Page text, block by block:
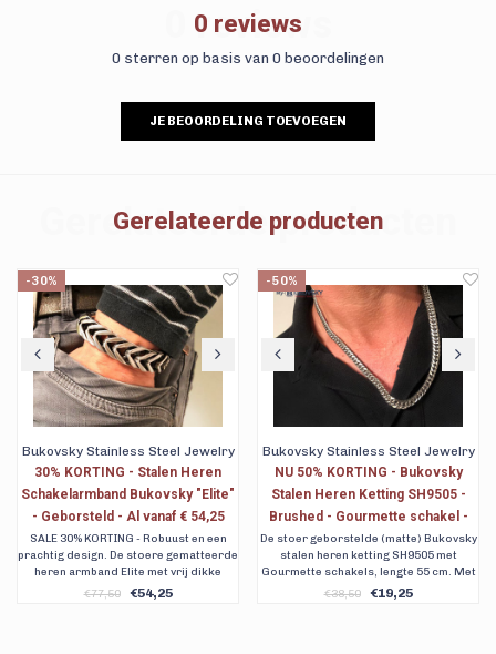
0 reviews
0 reviews
0 sterren op basis van 0 beoordelingen
JE BEOORDELING TOEVOEGEN
Gerelateerde producten
Gerelateerde producten
-50%
Bukovsky Stainless Steel Jewelry
NU 50% KORTING - Bukovsky
Stalen Heren Ketting SH9505 -
Brushed - Gourmette schakel -
Lengte 55 cm - Breedte: 0,8 cm -
Dikte: 0,3 cm
De stoer geborstelde (matte) Bukovsky
stalen heren ketting SH9505 met
Gourmette schakels, lengte 55 cm. Met
gratis bewaar/geschenkverpakking en
€38,50 €19,25
Bukovsky Stainless Steel Jewelry
Stalen Heren Armband Bukovsky
"Privilege Large" 6 rows -
Gepolijst - Vanaf € 47,50
De iconische stalen Bukovsky heren
visgraat armband "Privilege Large" 6
rows, gepolijst. Uniek, stoer en
wachtend op ontdekking. Verkrijgbaar
€49,50